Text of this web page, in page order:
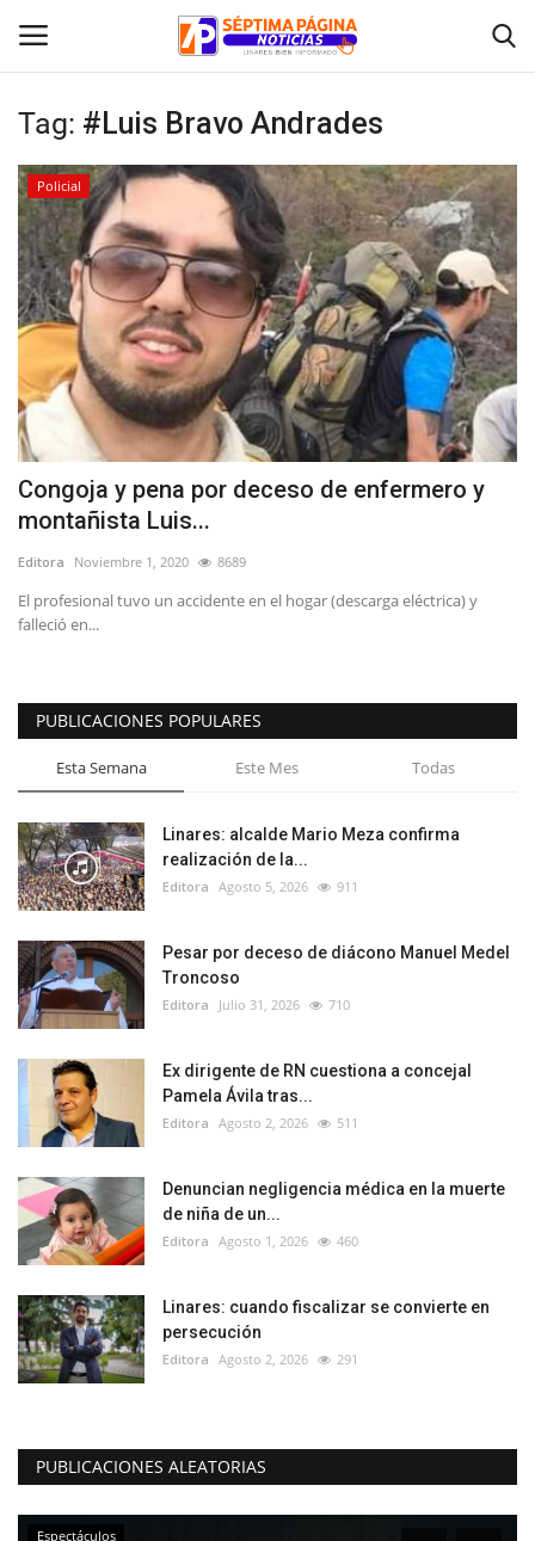
Inicio
Crónica
Policial
Tribunales
Deporte
Política
Espectáculos
Tag: #Luis Bravo Andrades
Policial
Congoja y pena por deceso de enfermero y
montañista Luis...
Editora Noviembre 1, 2020 8689
El profesional tuvo un accidente en el hogar (descarga eléctrica) y
falleció en...
PUBLICACIONES POPULARES
Esta Semana Este Mes Todas
Linares: alcalde Mario Meza confirma
realización de la...
Editora Agosto 5, 2026 911
Pesar por deceso de diácono Manuel Medel
Troncoso
Editora Julio 31, 2026 710
Ex dirigente de RN cuestiona a concejal
Pamela Ávila tras...
Editora Agosto 2, 2026 511
Denuncian negligencia médica en la muerte
de niña de un...
Editora Agosto 1, 2026 460
Linares: cuando fiscalizar se convierte en
persecución
Editora Agosto 2, 2026 291
PUBLICACIONES ALEATORIAS
Espectáculos